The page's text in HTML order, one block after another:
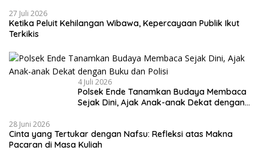
27 Juli 2026
Ketika Peluit Kehilangan Wibawa, Kepercayaan Publik Ikut
Terkikis
4 Juli 2026
Polsek Ende Tanamkan Budaya Membaca
Sejak Dini, Ajak Anak-anak Dekat dengan
28 Juni 2026
Cinta yang Tertukar dengan Nafsu: Refleksi atas Makna
Pacaran di Masa Kuliah